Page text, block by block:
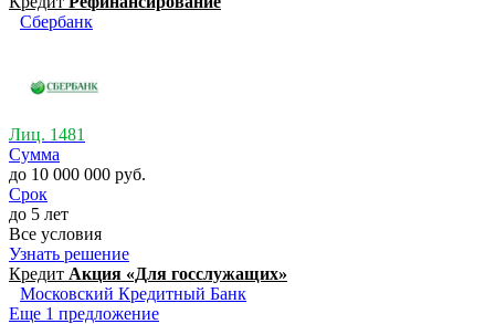
Сбербанк
Лиц. 1481
Сумма
до 10 000 000 руб.
Срок
до 5 лет
Все условия
Узнать решение
Кредит Акция «Для госслужащих»
Московский Кредитный Банк
Еще 1 предложение